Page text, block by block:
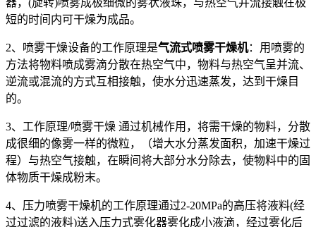
短的时间内可干燥为成品。
2、喷雾干燥设备的工作原理是气流式喷雾干燥机：用喷雾的
方法将物料喷成雾滴分散在热空气中，物料与热空气呈并流、
逆流或混流的方式互相接触，使水分迅速蒸发，达到干燥目
的。
3、工作原理/喷雾干燥 通过机械作用，将需干燥的物料，分散
成很细的像雾一样的微粒，（增大水分蒸发面积，加速干燥过
程）与热空气接触，在瞬间将大部分水分除去，使物料中的固
体物质干燥成粉末。
4、压力喷雾干燥机的工作原理通过2-20MPa的高压将液料(经
过过滤的液料)送入压力式雾化器雾化成小液滴，经过雾化后